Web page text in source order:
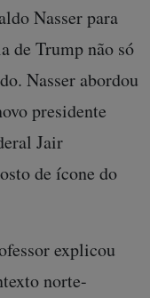
Nasser para
de Trump não só
Nasser abordou
presidente
Jair
de ícone do
explicou
norte-